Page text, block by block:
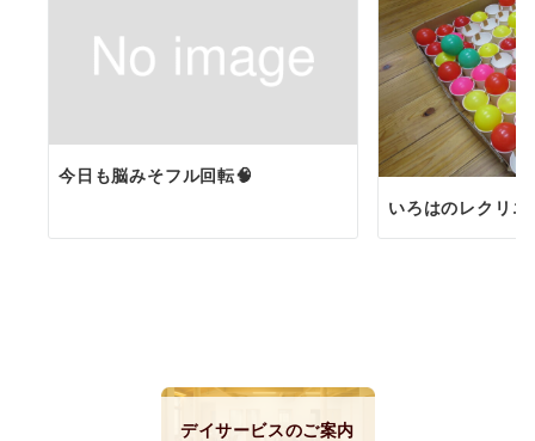
今日も脳みそフル回転🧠
いろはのレクリエ
デイサービスのご案内